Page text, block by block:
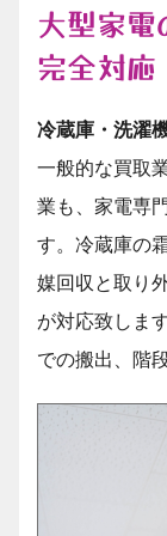
大型家電
完全対応
冷蔵庫・洗濯
一般的な買取
業も、家電専
す。冷蔵庫の
媒回収と取り
が対応致しま
での搬出、階